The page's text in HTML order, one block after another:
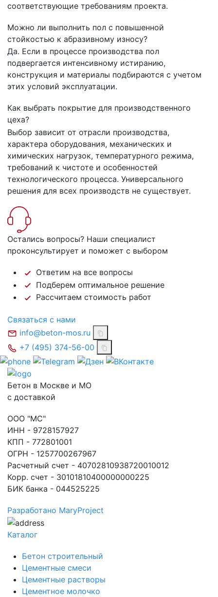
соответствующие требованиям проекта.
Можно ли выполнить пол с повышенной
стойкостью к абразивному износу?
Да. Если в процессе производства пол
подвергается интенсивному истиранию,
конструкция и материалы подбираются с учетом
этих условий эксплуатации.
Как выбрать покрытие для производственного
цеха?
Выбор зависит от отрасли производства,
характера оборудования, механических и
химических нагрузок, температурного режима,
требований к чистоте и особенностей
технологического процесса. Универсального
решения для всех производств не существует.
Остались вопросы? Наши специалист
проконсультирует и поможет с выбором
Ответим на все вопросы
Подберем оптимальное решение
Рассчитаем стоимость работ
Связаться с нами
info@beton-mos.ru
+7 (495) 374-56-00
Бетон в Москве и МО
с доставкой
ООО "МС"
ИНН - 9728157927
КПП - 772801001
ОГРН - 1257700267967
Расчетный счет - 40702810938720010012
Корр. счет - 30101810400000000225
БИК банка - 044525225
Разработано MaryProject
Каталог
Бетон строительный
Цементные смеси
Цементные растворы
Цементное молочко